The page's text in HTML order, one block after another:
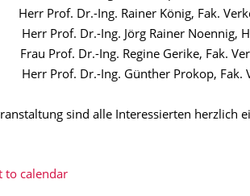
Prof. Dr.-Ing. Rainer König, Fak.
Dr.-Ing. Jörg Rainer Noennig,
Prof. Dr.-Ing. Regine Gerike, Fak.
Dr.-Ing. Günther Prokop, Fak.
sind alle Interessierten herzlich
to calendar